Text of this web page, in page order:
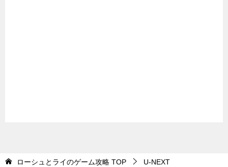
ローシュとライのゲーム攻略 TOP U-NEXT